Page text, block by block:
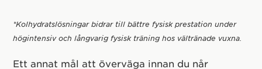
*Kolhydratslösningar bidrar till bättre fysisk prestation under
högintensiv och långvarig fysisk träning hos vältränade vuxna.
Ett annat mål att överväga innan du når